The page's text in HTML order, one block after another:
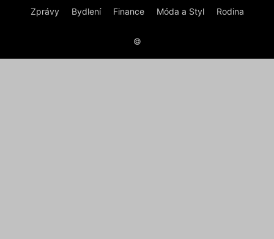
Zprávy Bydlení Finance Móda a Styl Rodina
©